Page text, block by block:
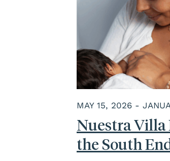
MAY 15, 2026 -
Nuestra Villa
the South